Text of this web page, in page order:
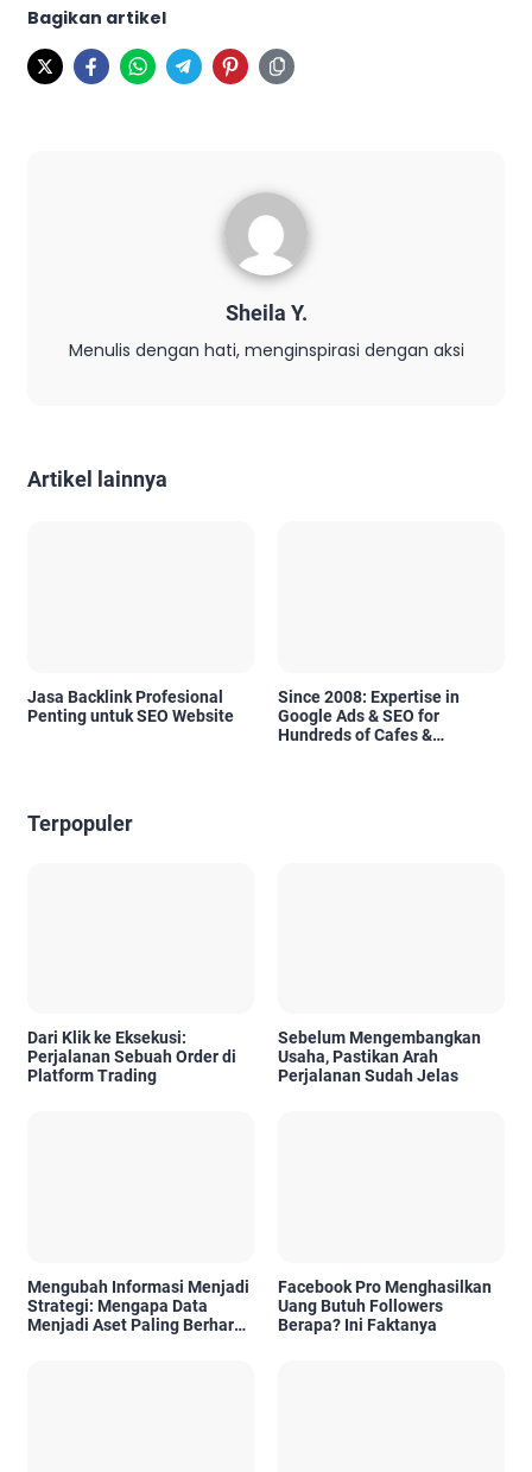
Bagikan artikel
Sheila Y.
Menulis dengan hati, menginspirasi dengan aksi
Artikel lainnya
Jasa Backlink Profesional
Penting untuk SEO Website
Since 2008: Expertise in
Google Ads & SEO for
Hundreds of Cafes &
Terpopuler
Dari Klik ke Eksekusi:
Perjalanan Sebuah Order di
Platform Trading
Sebelum Mengembangkan
Usaha, Pastikan Arah
Perjalanan Sudah Jelas
Mengubah Informasi Menjadi
Strategi: Mengapa Data
Menjadi Aset Paling Berharga
Facebook Pro Menghasilkan
Uang Butuh Followers
Berapa? Ini Faktanya